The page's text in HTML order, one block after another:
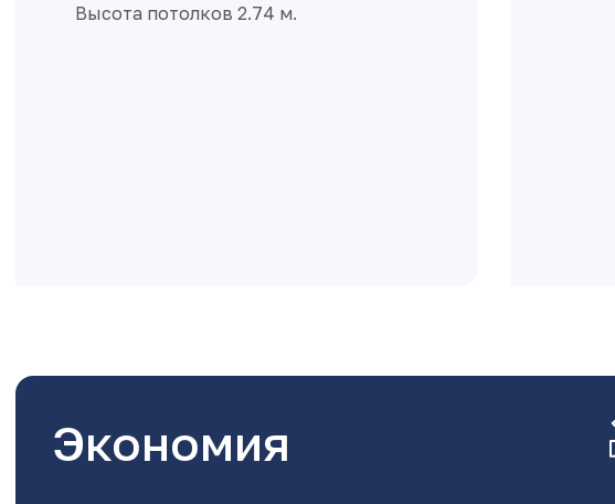
Высота потолков 2.74 м.
Экономия